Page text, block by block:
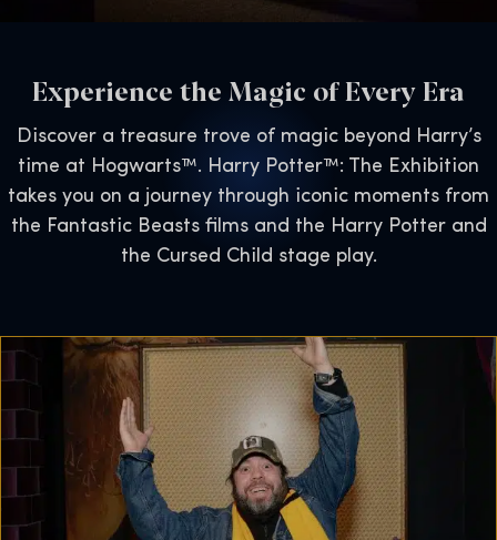
Experience the Magic of Every Era
Discover a treasure trove of magic beyond Harry’s
time at Hogwarts™. Harry Potter™: The Exhibition
takes you on a journey through iconic moments from
the Fantastic Beasts films and the Harry Potter and
the Cursed Child stage play.